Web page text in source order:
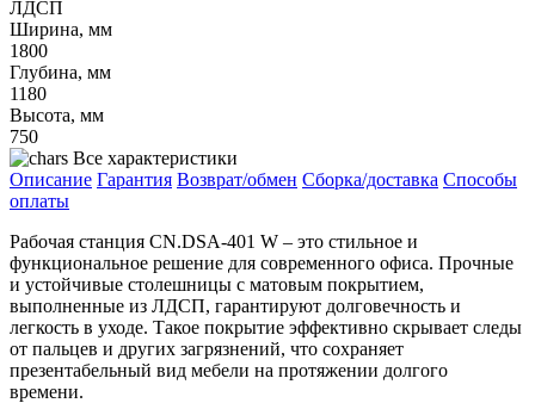
ЛДСП
Ширина, мм
1800
Глубина, мм
1180
Высота, мм
750
Все характеристики
Описание Гарантия Возврат/обмен Сборка/доставка Способы
оплаты
Рабочая станция CN.DSA-401 W – это стильное и
функциональное решение для современного офиса. Прочные
и устойчивые столешницы с матовым покрытием,
выполненные из ЛДСП, гарантируют долговечность и
легкость в уходе. Такое покрытие эффективно скрывает следы
от пальцев и других загрязнений, что сохраняет
презентабельный вид мебели на протяжении долгого
времени.